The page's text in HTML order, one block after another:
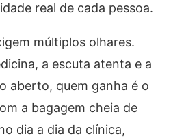
real de cada pessoa.
múltiplos olhares.
a escuta atenta e a
aberto, quem ganha é o
a bagagem cheia de
dia a dia da clínica,